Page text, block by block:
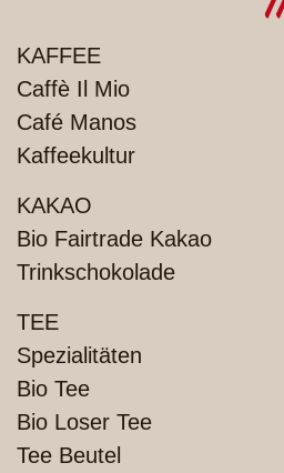
PRODUKTE
KAFFEE
Caffè Il Mio
Café Manos
Kaffeekultur
KAKAO
Bio Fairtrade Kakao
Trinkschokolade
TEE
Spezialitäten
Bio Tee
Bio Loser Tee
Tee Beutel